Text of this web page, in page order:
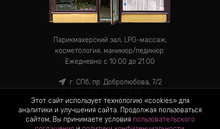
Парикмахерский зал, LPG-массаж,
косметология, маникюр/педикюр.
Ежедневно с 10.00 до 21.00
г. СПб, пр. Добролюбова, 7/2
Email:info@selebrity.spb.ru
Этот сайт использует технологию «cookies» для
аналитики и улучшения сайта. Продолжая пользоваться
сайтом, Вы принимаете условия пользовательского